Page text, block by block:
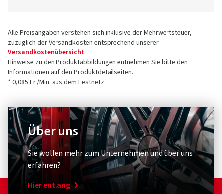
Alle Preisangaben verstehen sich inklusive der Mehrwertsteuer,
zuzüglich der Versandkosten entsprechend unserer
Versandkostenübersicht.
Hinweise zu den Produktabbildungen entnehmen Sie bitte den
Informationen auf den Produktdetailseiten.
* 0,085 Fr./Min. aus dem Festnetz.
Über uns
Sie wollen mehr zum Unternehmen und über uns
erfahren?
Hier entlang